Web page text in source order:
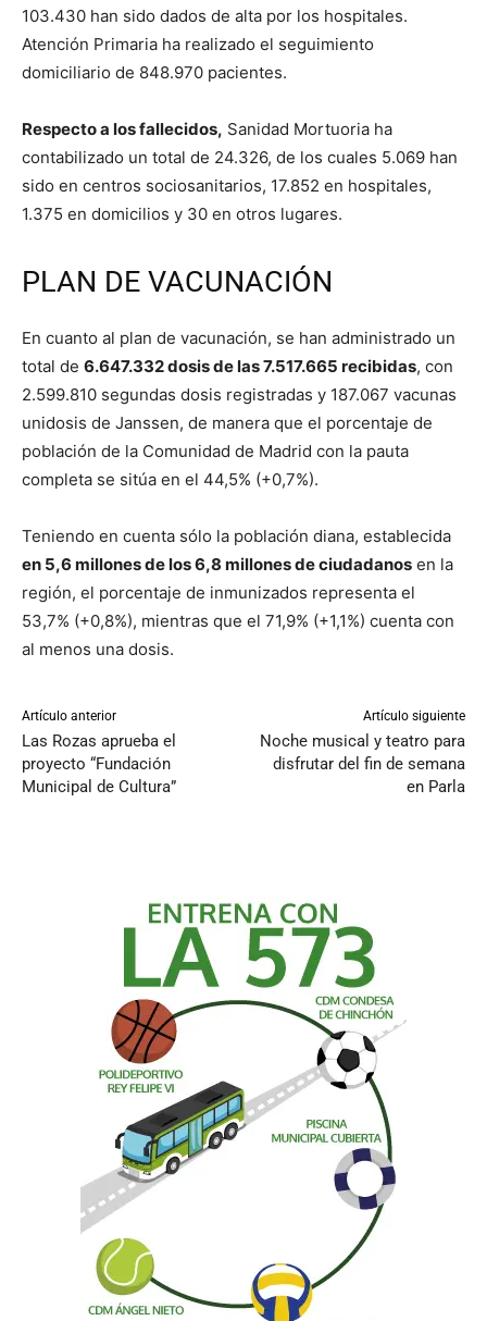
103.430 han sido dados de alta por los hospitales.
Atención Primaria ha realizado el seguimiento
domiciliario de 848.970 pacientes.
Respecto a los fallecidos, Sanidad Mortuoria ha
contabilizado un total de 24.326, de los cuales 5.069 han
sido en centros sociosanitarios, 17.852 en hospitales,
1.375 en domicilios y 30 en otros lugares.
PLAN DE VACUNACIÓN
En cuanto al plan de vacunación, se han administrado un
total de 6.647.332 dosis de las 7.517.665 recibidas, con
2.599.810 segundas dosis registradas y 187.067 vacunas
unidosis de Janssen, de manera que el porcentaje de
población de la Comunidad de Madrid con la pauta
completa se sitúa en el 44,5% (+0,7%).
Teniendo en cuenta sólo la población diana, establecida
en 5,6 millones de los 6,8 millones de ciudadanos en la
región, el porcentaje de inmunizados representa el
53,7% (+0,8%), mientras que el 71,9% (+1,1%) cuenta con
al menos una dosis.
Artículo anterior
Las Rozas aprueba el
proyecto “Fundación
Municipal de Cultura”
Artículo siguiente
Noche musical y teatro para
disfrutar del fin de semana
en Parla